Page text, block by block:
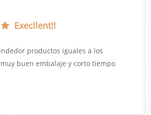
Execllent!!
productos iguales a los
buen embalaje y corto tiempo